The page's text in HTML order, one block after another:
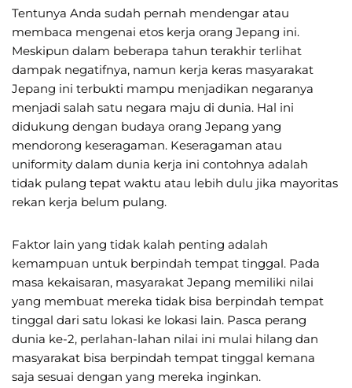
Tentunya Anda sudah pernah mendengar atau
membaca mengenai etos kerja orang Jepang ini.
Meskipun dalam beberapa tahun terakhir terlihat
dampak negatifnya, namun kerja keras masyarakat
Jepang ini terbukti mampu menjadikan negaranya
menjadi salah satu negara maju di dunia. Hal ini
didukung dengan budaya orang Jepang yang
mendorong keseragaman. Keseragaman atau
uniformity dalam dunia kerja ini contohnya adalah
tidak pulang tepat waktu atau lebih dulu jika mayoritas
rekan kerja belum pulang.
Faktor lain yang tidak kalah penting adalah
kemampuan untuk berpindah tempat tinggal. Pada
masa kekaisaran, masyarakat Jepang memiliki nilai
yang membuat mereka tidak bisa berpindah tempat
tinggal dari satu lokasi ke lokasi lain. Pasca perang
dunia ke-2, perlahan-lahan nilai ini mulai hilang dan
masyarakat bisa berpindah tempat tinggal kemana
saja sesuai dengan yang mereka inginkan.